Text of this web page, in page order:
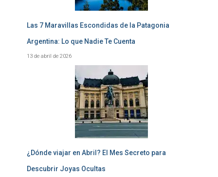
Las 7 Maravillas Escondidas de la Patagonia
Argentina: Lo que Nadie Te Cuenta
13 de abril de 2026
¿Dónde viajar en Abril? El Mes Secreto para
Descubrir Joyas Ocultas